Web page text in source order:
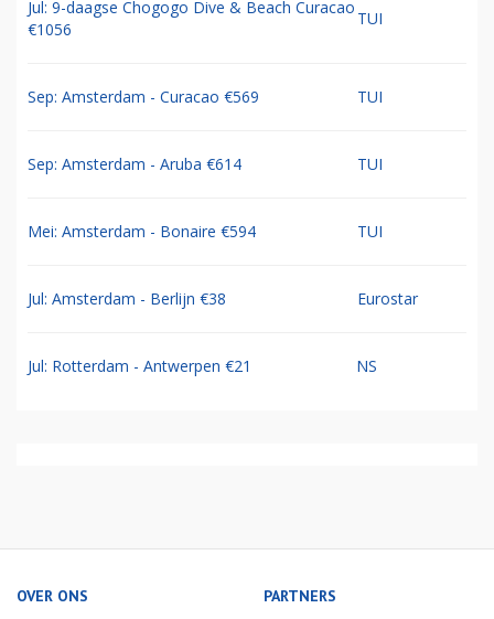
Jul: 9-daagse Chogogo Dive & Beach Curacao
€1056
TUI
Sep: Amsterdam - Curacao €569 TUI
Sep: Amsterdam - Aruba €614 TUI
Mei: Amsterdam - Bonaire €594 TUI
Jul: Amsterdam - Berlijn €38 Eurostar
Jul: Rotterdam - Antwerpen €21 NS
OVER ONS PARTNERS